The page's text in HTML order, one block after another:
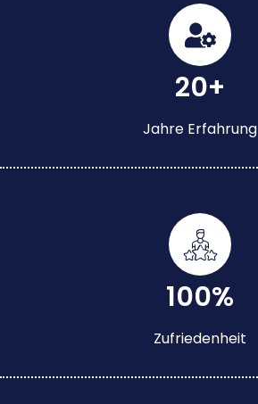
20+
Jahre Erfahrung
100%
Zufriedenheit